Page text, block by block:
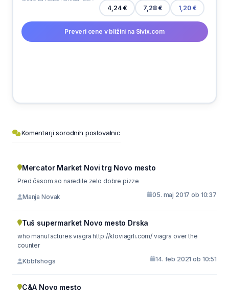
4,24 € 7,28 € 1,20 €
Preveri cene v bližini na Sivix.com
Komentarji sorodnih poslovalnic
Mercator Market Novi trg Novo mesto
Pred časom so naredile zelo dobre pizze
Manja Novak 05. maj 2017 ob 10:37
Tuš supermarket Novo mesto Drska
who manufactures viagra http://kloviagrli.com/ viagra over the
counter
Kbbfshogs 14. feb 2021 ob 10:51
C&A Novo mesto